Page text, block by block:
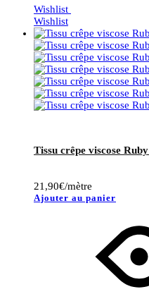
Wishlist
Wishlist
Tissu crêpe viscose
21,90€/mètre
Ajouter au panier